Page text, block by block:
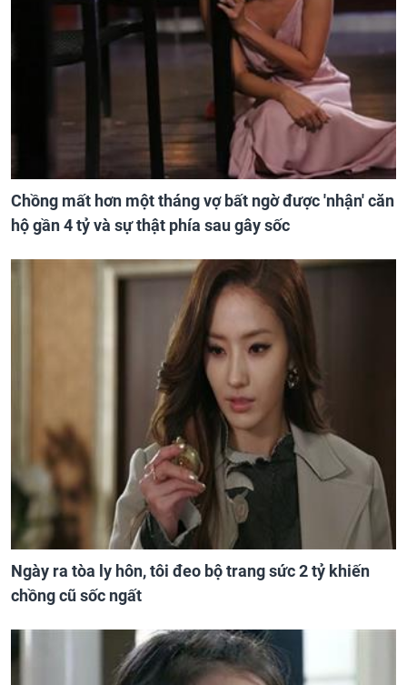
Chồng mất hơn một tháng vợ bất ngờ được 'nhận' căn
hộ gần 4 tỷ và sự thật phía sau gây sốc
Ngày ra tòa ly hôn, tôi đeo bộ trang sức 2 tỷ khiến
chồng cũ sốc ngất